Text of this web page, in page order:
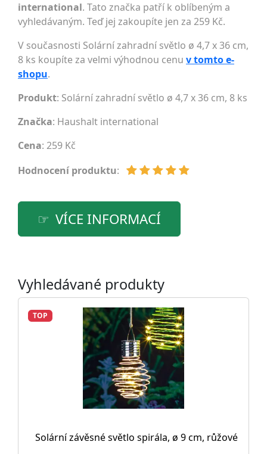
international. Tato značka patří k oblíbeným a
vyhledávaným. Teď jej zakoupíte jen za 259 Kč.
V současnosti Solární zahradní světlo ø 4,7 x 36 cm,
8 ks koupíte za velmi výhodnou cenu v tomto e-
shopu.
Produkt: Solární zahradní světlo ø 4,7 x 36 cm, 8 ks
Značka: Haushalt international
Cena: 259 Kč
Hodnocení produktu:
VÍCE INFORMACÍ
Vyhledávané produkty
TOP
Solární závěsné světlo spirála, ø 9 cm, růžové